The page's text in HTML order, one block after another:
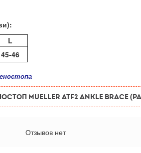
L
45-46
Mueller ATF2 Ankle Brace
Отзывов нет